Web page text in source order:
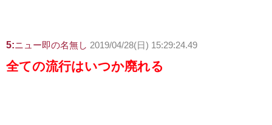
5:ニュー即の名無し 2019/04/28(日) 15:29:24.49
全ての流行はいつか廃れる